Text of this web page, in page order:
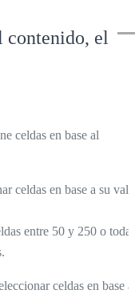
contenido, el
celdas en base al
celdas en base a su
entre 50 y 250 o todas
celdas en base a